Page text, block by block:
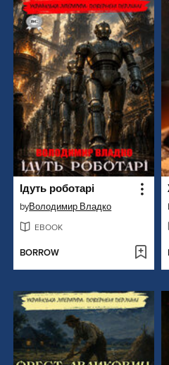
Ідуть роботарі
byВолодимир Владко
EBOOK
BORROW